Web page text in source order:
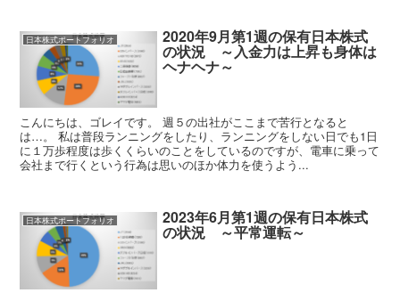
日本株式ポートフォリオ 2020年9月第1週の保有日本株式
の状況 ～入金力は上昇も身体は
ヘナヘナ～
こんにちは、ゴレイです。 週５の出社がここまで苦行となると
は…。 私は普段ランニングをしたり、ランニングをしない日でも1日
に１万歩程度は歩くくらいのことをしているのですが、電車に乗って
会社まで行くという行為は思いのほか体力を使うよう...
日本株式ポートフォリオ 2023年6月第1週の保有日本株式
の状況 ～平常運転～